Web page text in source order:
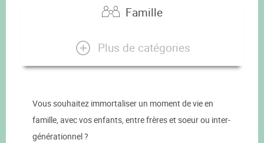
Famille
Plus de catégories
Vous souhaitez immortaliser un moment de vie en
famille, avec vos enfants, entre frères et soeur ou inter-
générationnel ?